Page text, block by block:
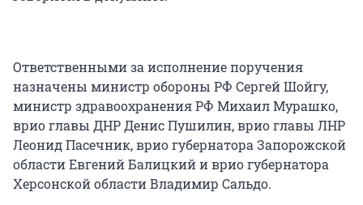
Ответственными за исполнение поручения
назначены министр обороны РФ Сергей Шойгу,
министр здравоохранения РФ Михаил Мурашко,
врио главы ДНР Денис Пушилин, врио главы ЛНР
Леонид Пасечник, врио губернатора Запорожской
области Евгений Балицкий и врио губернатора
Херсонской области Владимир Сальдо.